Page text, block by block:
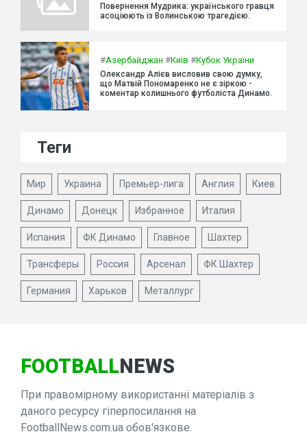
Повернення Мудрика: українського гравця
асоціюють із Волинською трагедією.
#Азербайджан #Київ #Кубок України
Олександр Алієв висловив свою думку,
що Матвій Пономаренко не є зіркою -
коментар колишнього футболіста Динамо.
Теги
Мир Украина Премьер-лига Англия Киев
Динамо Донецк Избранное Италия
Испания ФК Динамо Главное Шахтер
Трансферы Россия Арсенал ФК Шахтер
Германия Харьков Металлург
FOOTBALLNEWS
При правомірному використанні матеріалів з
даного ресурсу гіперпосилання на
FootballNews.com.ua обов'язкове.